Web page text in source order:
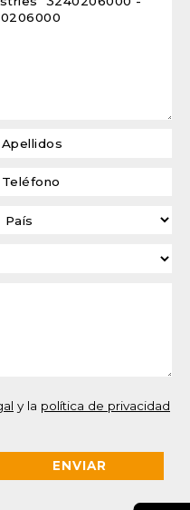
y la política de privacidad